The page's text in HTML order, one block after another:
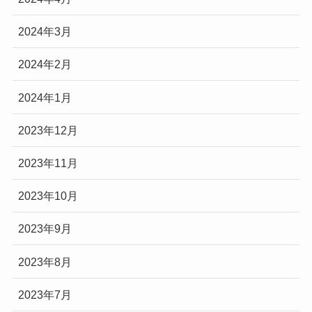
2024年3月
2024年2月
2024年1月
2023年12月
2023年11月
2023年10月
2023年9月
2023年8月
2023年7月